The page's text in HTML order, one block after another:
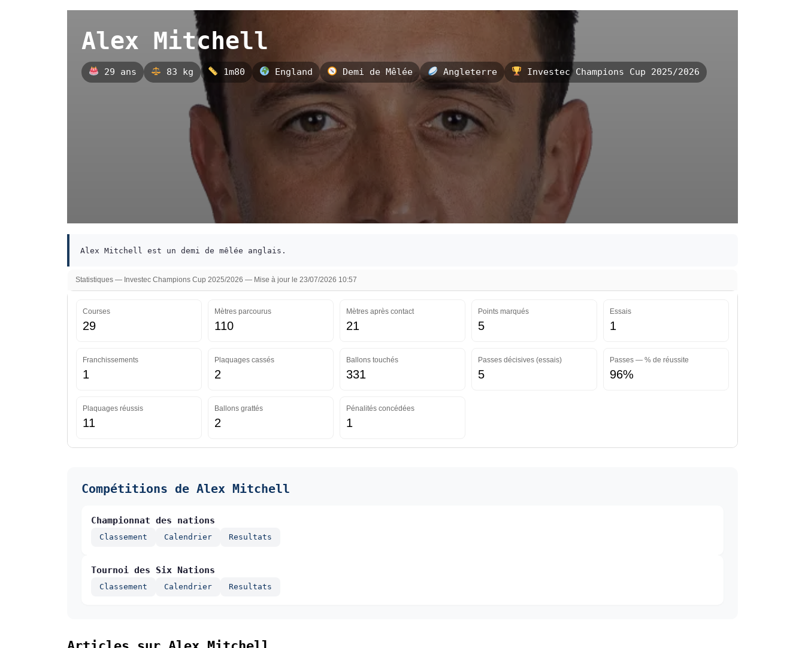
Alex Mitchell
29 ans 83 kg 1m80 England Demi de Mêlée Angleterre Investec Champions Cup 2025/2026
Alex Mitchell est un demi de mêlée anglais.
Statistiques — Investec Champions Cup 2025/2026 — Mise à jour le 23/07/2026 10:57
Courses
29
Mètres parcourus
110
Mètres après contact
21
Points marqués
5
Essais
1
Franchissements
1
Plaquages cassés
2
Ballons touchés
331
Passes décisives (essais)
5
Passes — % de réussite
96%
Plaquages réussis
11
Ballons grattés
2
Pénalités concédées
1
Compétitions de Alex Mitchell
Championnat des nations
Classement Calendrier Resultats
Tournoi des Six Nations
Classement Calendrier Resultats